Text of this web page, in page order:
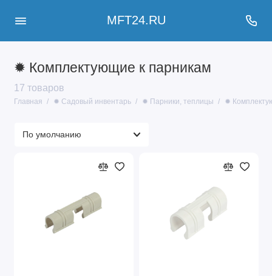
MFT24.RU
✹ Комплектующие к парникам
17 товаров
Главная ✹ Садовый инвентарь ✹ Парники, теплицы ✹